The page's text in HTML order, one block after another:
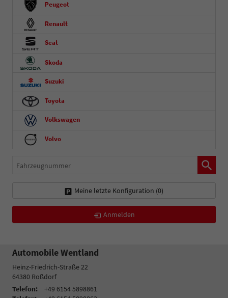
Peugeot
Renault
Seat
Skoda
Suzuki
Toyota
Volkswagen
Volvo
Fahrzeugnummer
Meine letzte Konfiguration (0)
Anmelden
Automobile Wentland
Heinz-Friedrich-Straße 22
64380 Roßdorf
Telefon:
+49 6154 5898861